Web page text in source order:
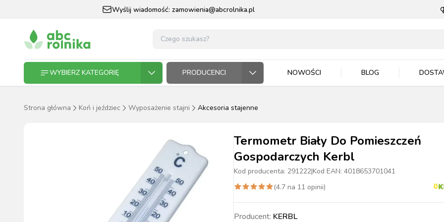
Wyślij wiadomość: zamowienia@abcrolnika.pl
WYBIERZ KATEGORIĘ
WIADRA,
PIES KOT PTAKI
MASZYNKI DO
NASIONA NAWOZY ZIEMIA I PODŁOŻA
BYDŁO TRZODA DRÓB
BYDŁO TRZODA DRÓB
PRODUCENCI NOWOŚCI BLOG
Strona główna Koń i jeździec Wyposażenie stajni Akcesoria stajenne
Termometr Biały Do Pomieszczeń
Gospodarczych Kerbl
Kod producenta: 291222|Kod EAN: 4018653701041
(4.7 na 11 opinii)
Producent: KERBL